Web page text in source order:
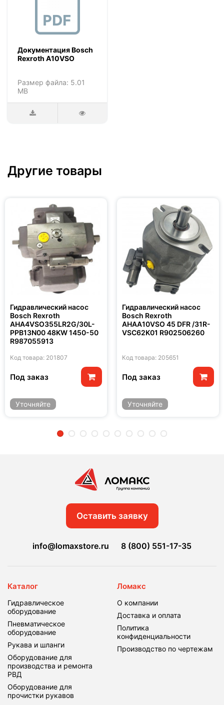
Документация Bosch
Rexroth A10VSO
Размер файла: 5.01
MB
Другие товары
Гидравлический насос
Bosch Rexroth
AHA4VSO355LR2G/30L-
PPB13N00 48KW 1450-50
R987055913
Код товара: 201807
Под заказ
Уточняйте
Гидравлический насос
Bosch Rexroth
AHAA10VSO 45 DFR /31R-
VSC62K01 R902506260
Код товара: 205651
Под заказ
Уточняйте
Оставить заявку
info@lomaxstore.ru 8 (800) 551-17-35
Каталог
Гидравлическое
оборудование
Пневматическое
оборудование
Рукава и шланги
Оборудование для
производства и ремонта
РВД
Оборудование для
прочистки рукавов
Ломакс
О компании
Доставка и оплата
Политика
конфиденциальности
Производство по чертежам